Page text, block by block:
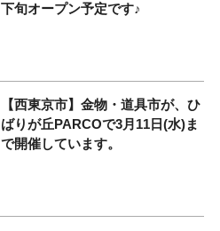
下旬オープン予定です♪
【西東京市】金物・道具市が、ひ
ばりが丘PARCOで3月11日(水)ま
で開催しています。